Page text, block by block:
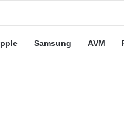
Leute“-Tarife:
Samsung AVM